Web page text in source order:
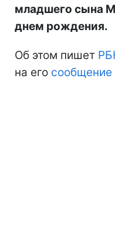
младшего сына
днем рождения.
Об этом пишет
на его сообщение